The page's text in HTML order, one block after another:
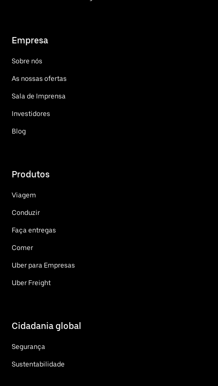
Empresa
Sobre nós
As nossas ofertas
Sala de Imprensa
Investidores
Blog
Produtos
Viagem
Conduzir
Faça entregas
Comer
Uber para Empresas
Uber Freight
Cidadania global
Segurança
Sustentabilidade